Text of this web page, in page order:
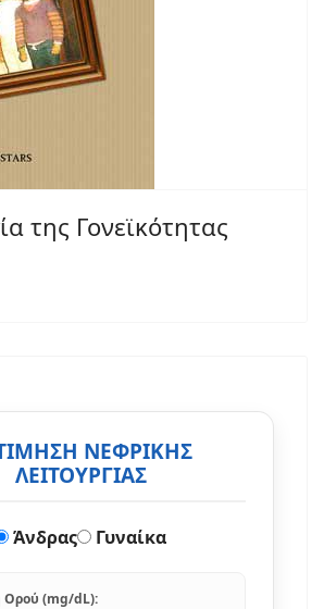
της Γονεϊκότητας
ΝΕΦΡΙΚΗΣ
ΛΕΙΤΟΥΡΓΙΑΣ
Άνδρας Γυναίκα
Ορού (mg/dL):